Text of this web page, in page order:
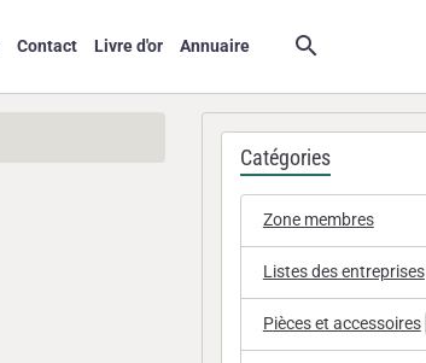
Contact Livre d'or Annuaire
Catégories
Zone membres
Listes des entreprises
Pièces et accessoires